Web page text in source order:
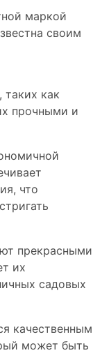
маркой
своим
таких как
прочными и
что
прекрасными
их
садовых
качественным
может быть